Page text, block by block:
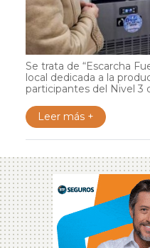
Se trata de “Escarcha
local dedicada a la
participantes del Nivel 3
Leer más +